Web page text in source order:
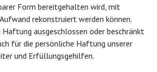
Form bereitgehalten wird, mit
rekonstruiert werden können.
ausgeschlossen oder beschränkt
für die persönliche Haftung unserer
und Erfüllungsgehilfen.